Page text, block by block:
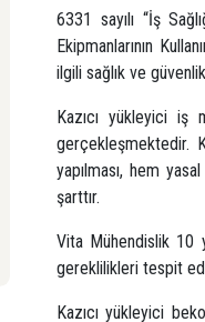
6331 sayılı “İş
Ekipmanlarının
ilgili sağlık ve
Kazıcı yükleyici iş
gerçekleşmektedir.
yapılması, hem
şarttır.
Vita Mühendislik 10
gereklilikleri tespit
Kazıcı yükleyici